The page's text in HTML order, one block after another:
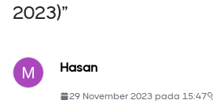
2023)”
Hasan
29 November 2023 pada 15:47